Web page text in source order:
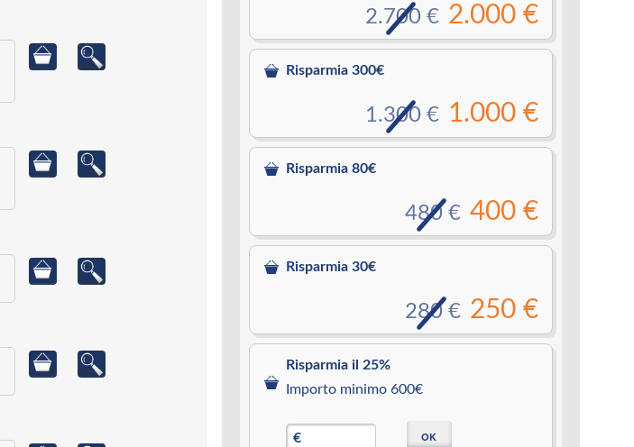
2.000 €
2.700 €
Risparmia 300€
1.000 €
1.300 €
Risparmia 80€
400 €
480 €
Risparmia 30€
250 €
280 €
Risparmia il 25%
Importo minimo 600€
€ OK